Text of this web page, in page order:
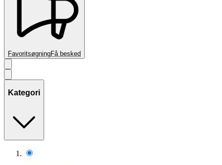
FavoritsøgningFå besked
Kategori